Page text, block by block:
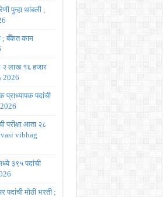
पुन्हा थांबली ;
; बँकेत काम
२ लाख १६ हजार
2026
प्राध्यापक पदांची
परीक्षा आता २८
vibhag
३९५ पदांची
मोठी भरती ;